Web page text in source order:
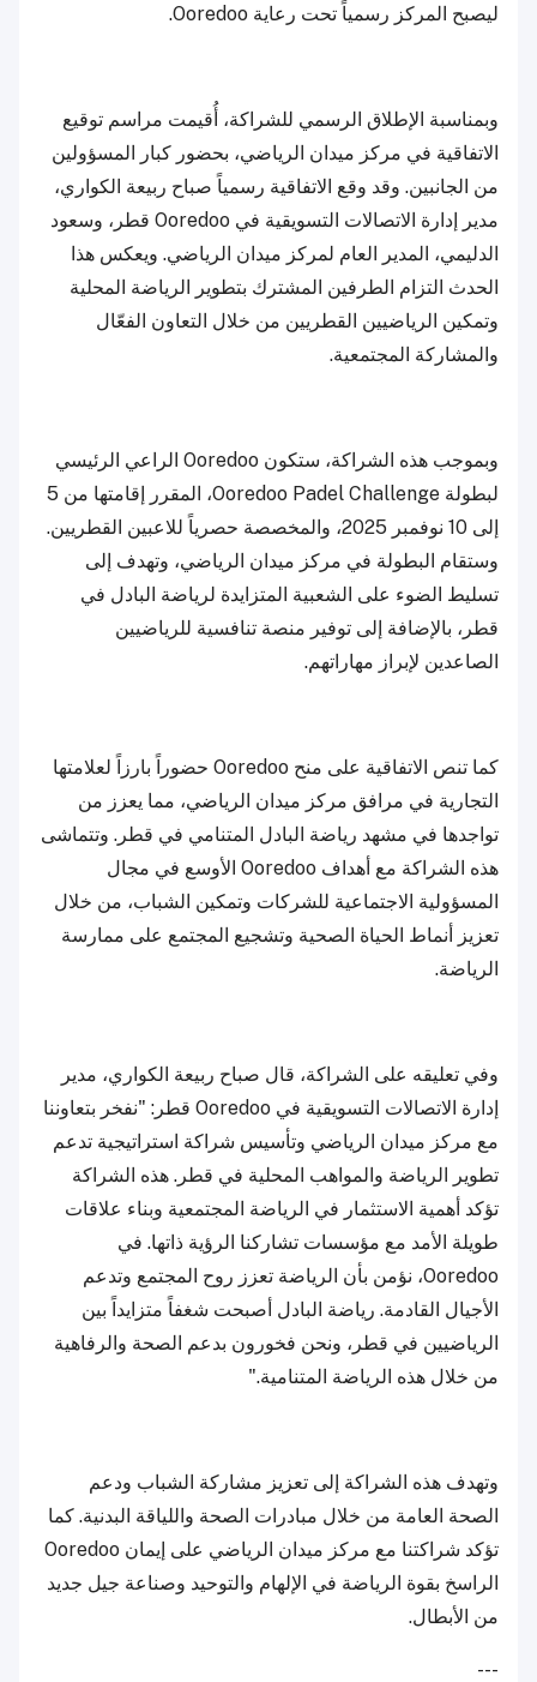
ليصبح المركز رسمياً تحت رعاية Ooredoo.
وبمناسبة الإطلاق الرسمي للشراكة، أُقيمت مراسم توقيع
الاتفاقية في مركز ميدان الرياضي، بحضور كبار المسؤولين
من الجانبين. وقد وقع الاتفاقية رسمياً صباح ربيعة الكواري،
مدير إدارة الاتصالات التسويقية في Ooredoo قطر، وسعود
الدليمي، المدير العام لمركز ميدان الرياضي. ويعكس هذا
الحدث التزام الطرفين المشترك بتطوير الرياضة المحلية
وتمكين الرياضيين القطريين من خلال التعاون الفعّال
والمشاركة المجتمعية.
وبموجب هذه الشراكة، ستكون Ooredoo الراعي الرئيسي
لبطولة Ooredoo Padel Challenge، المقرر إقامتها من 5
إلى 10 نوفمبر 2025، والمخصصة حصرياً للاعبين القطريين.
وستقام البطولة في مركز ميدان الرياضي، وتهدف إلى
تسليط الضوء على الشعبية المتزايدة لرياضة البادل في
قطر، بالإضافة إلى توفير منصة تنافسية للرياضيين
الصاعدين لإبراز مهاراتهم.
كما تنص الاتفاقية على منح Ooredoo حضوراً بارزاً لعلامتها
التجارية في مرافق مركز ميدان الرياضي، مما يعزز من
تواجدها في مشهد رياضة البادل المتنامي في قطر. وتتماشى
هذه الشراكة مع أهداف Ooredoo الأوسع في مجال
المسؤولية الاجتماعية للشركات وتمكين الشباب، من خلال
تعزيز أنماط الحياة الصحية وتشجيع المجتمع على ممارسة
الرياضة.
وفي تعليقه على الشراكة، قال صباح ربيعة الكواري، مدير
إدارة الاتصالات التسويقية في Ooredoo قطر: "نفخر بتعاوننا
مع مركز ميدان الرياضي وتأسيس شراكة استراتيجية تدعم
تطوير الرياضة والمواهب المحلية في قطر. هذه الشراكة
تؤكد أهمية الاستثمار في الرياضة المجتمعية وبناء علاقات
طويلة الأمد مع مؤسسات تشاركنا الرؤية ذاتها. في
Ooredoo، نؤمن بأن الرياضة تعزز روح المجتمع وتدعم
الأجيال القادمة. رياضة البادل أصبحت شغفاً متزايداً بين
الرياضيين في قطر، ونحن فخورون بدعم الصحة والرفاهية
من خلال هذه الرياضة المتنامية."
وتهدف هذه الشراكة إلى تعزيز مشاركة الشباب ودعم
الصحة العامة من خلال مبادرات الصحة واللياقة البدنية. كما
تؤكد شراكتنا مع مركز ميدان الرياضي على إيمان Ooredoo
الراسخ بقوة الرياضة في الإلهام والتوحيد وصناعة جيل جديد
من الأبطال.
---